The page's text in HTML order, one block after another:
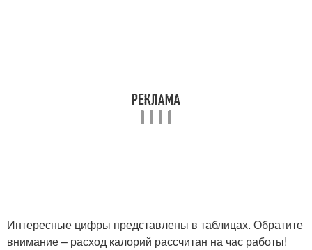
Интересные цифры представлены в таблицах. Обратите
внимание – расход калорий рассчитан на час работы!